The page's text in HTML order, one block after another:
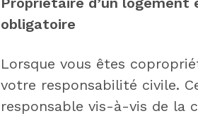
obligatoire
Lorsque vous êtes
votre responsabilité civile.
responsable vis-à-vis de la